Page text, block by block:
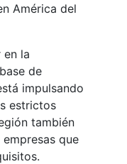
América del
en la
de
impulsando
estrictos
también
que